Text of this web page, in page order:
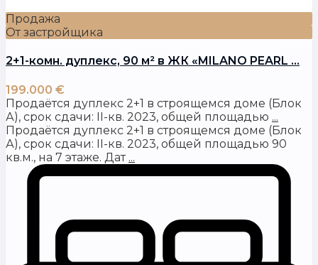
Продажа
От застройщика
2+1-комн. дуплекс, 90 м² в ЖК «MILANO PEARL ...
199.000 €
Продаётся дуплекс 2+1 в строящемся доме (Блок
А), срок сдачи: II-кв. 2023, общей площадью ...
Продаётся дуплекс 2+1 в строящемся доме (Блок
А), срок сдачи: II-кв. 2023, общей площадью 90
кв.м., на 7 этаже. Дат ...